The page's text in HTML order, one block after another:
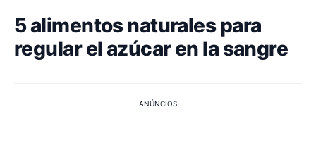
5 alimentos naturales para
regular el azúcar en la sangre
ANÚNCIOS